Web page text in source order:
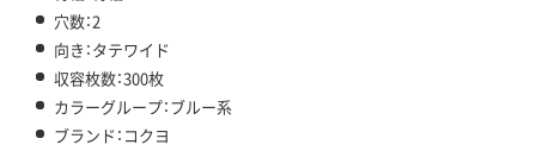
穴数：2
向き：タテワイド
収容枚数：300枚
カラーグループ：ブルー系
ブランド：コクヨ